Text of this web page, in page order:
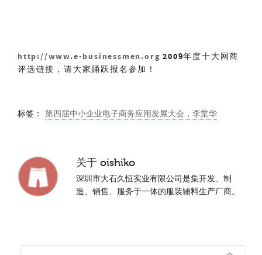
http://www.e-businessmen.org 2009年度十大网商
评选链接，请大家踊跃报名参加！
标签： 第四届中小企业电子商务应用发展大会，李棠华
关于 oishiko
深圳市大石久恒实业有限公司是集开发、制
造、销售、服务于一体的服装辅料生产厂商。